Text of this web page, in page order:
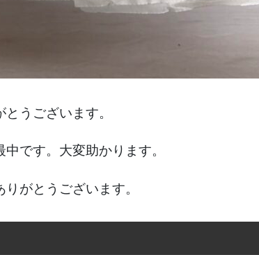
うございます。
です。大変助かります。
がとうございます。